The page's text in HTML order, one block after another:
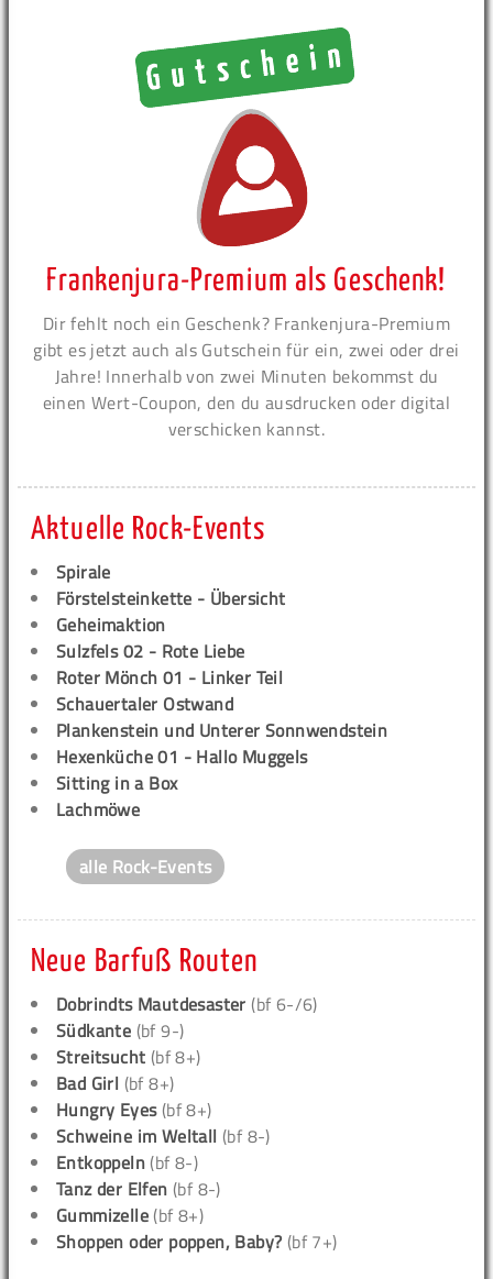
Frankenjura-Premium als Geschenk!
Dir fehlt noch ein Geschenk? Frankenjura-Premium
gibt es jetzt auch als Gutschein für ein, zwei oder drei
Jahre! Innerhalb von zwei Minuten bekommst du
einen Wert-Coupon, den du ausdrucken oder digital
verschicken kannst.
Aktuelle Rock-Events
Spirale
Förstelsteinkette - Übersicht
Geheimaktion
Sulzfels 02 - Rote Liebe
Roter Mönch 01 - Linker Teil
Schauertaler Ostwand
Plankenstein und Unterer Sonnwendstein
Hexenküche 01 - Hallo Muggels
Sitting in a Box
Lachmöwe
alle Rock-Events
Neue Barfuß Routen
Dobrindts Mautdesaster (bf 6-/6)
Südkante (bf 9-)
Streitsucht (bf 8+)
Bad Girl (bf 8+)
Hungry Eyes(bf 8+)
Schweine im Weltall (bf 8-)
Entkoppeln (bf 8-)
Tanz der Elfen (bf 8-)
Gummizelle (bf 8+)
Shoppen oder poppen, Baby? (bf 7+)